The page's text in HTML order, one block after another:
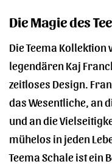
Die Magie des
Die Teema
legendären Kaj
zeitloses Design.
das Wesentliche, an
und an die
mühelos in jeden
Teema Schale ist ein